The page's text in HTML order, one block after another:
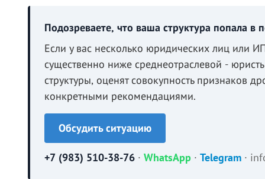
Подозреваете, что ваша структура попала в
Если у вас несколько юридических лиц или
существенно ниже среднеотраслевой -
структуры, оценят совокупность признаков
конкретными рекомендациями.
Обсудить ситуацию
+7 (983) 510-38-76 · WhatsApp · Telegram ·